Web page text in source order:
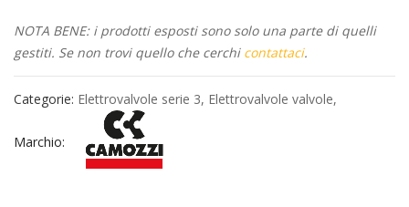
NOTA BENE: i prodotti esposti sono solo una parte di quelli
gestiti. Se non trovi quello che cerchi contattaci.
Categorie: Elettrovalvole serie 3, Elettrovalvole valvole,
Marchio: